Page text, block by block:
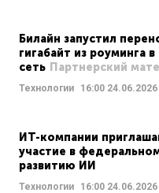
Билайн запустил
гигабайт из роуминга
сеть Партнерский
Технологии 16:00 24.06.2026
ИТ-компании
участие в
развитию ИИ
Технологии 16:00 24.06.2026